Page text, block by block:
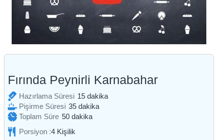
Fırında Peynirli Karnabahar
Hazırlama Süresi 15dakika
dakika
Pişirme Süresi 35dakika
dakika
Toplam Süre 50dakika
dakika
Porsiyon :4 Kişilik